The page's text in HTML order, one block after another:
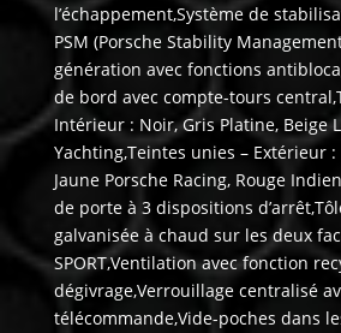
l’échappement,Système de
PSM (Porsche Stability
génération avec fonctions
de bord avec compte-tours
Intérieur : Noir, Gris Platine, Beige
Yachting,Teintes unies – Extérieur
Jaune Porsche Racing, Rouge
de porte à 3 dispositions
galvanisée à chaud sur les deux
SPORT,Ventilation avec fonction
dégivrage,Verrouillage centralisé
télécommande,Vide-poches dans